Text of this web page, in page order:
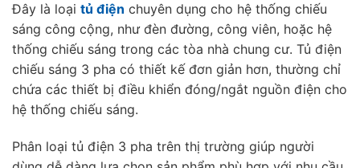
Đây là loại tủ điện chuyên dụng cho hệ thống chiếu
sáng công cộng, như đèn đường, công viên, hoặc hệ
thống chiếu sáng trong các tòa nhà chung cư. Tủ điện
chiếu sáng 3 pha có thiết kế đơn giản hơn, thường chỉ
chứa các thiết bị điều khiển đóng/ngắt nguồn điện cho
hệ thống chiếu sáng.
Phân loại tủ điện 3 pha trên thị trường giúp người